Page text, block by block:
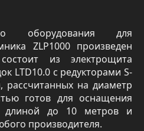
оборудования для
ZLP1000 произведен
из электрощита
LTD10.0 с редукторами S-
рассчитанных на диаметр
готов для оснащения
длиной до 10 метров и
производителя.